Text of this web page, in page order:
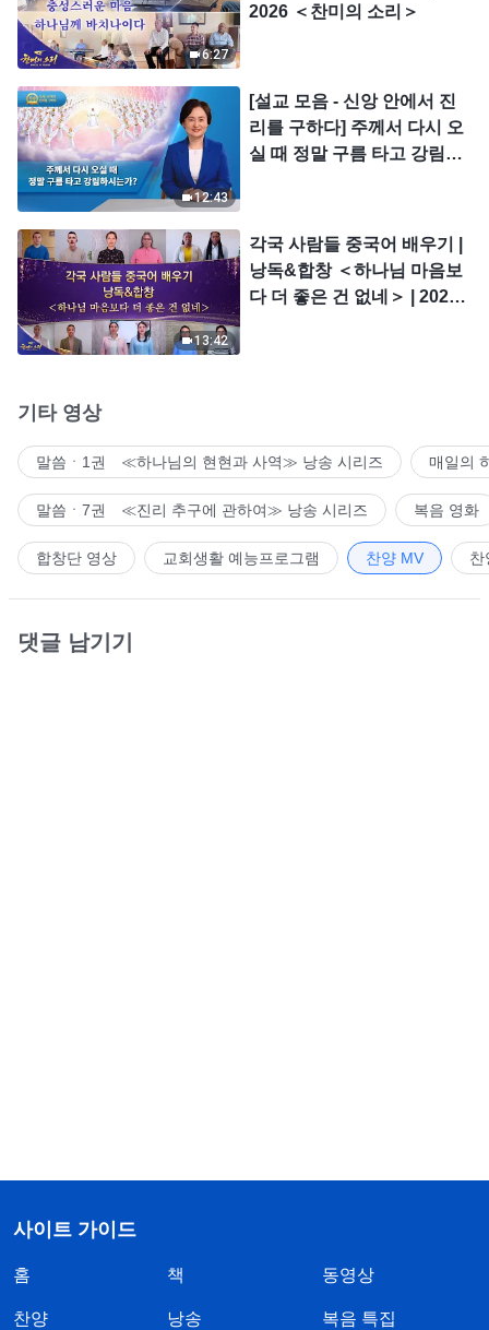
6:27
2026 ＜찬미의 소리＞
12:43
[설교 모음 - 신앙 안에서 진
리를 구하다] 주께서 다시 오
실 때 정말 구름 타고 강림하
13:42
각국 사람들 중국어 배우기 |
낭독&합창 ＜하나님 마음보
다 더 좋은 건 없네＞ | 2026
기타 영상
말씀ㆍ1권 ≪하나님의 현현과 사역≫ 낭송 시리즈 매일의
말씀ㆍ7권 ≪진리 추구에 관하여≫ 낭송 시리즈 복음 영화
합창단 영상 교회생활 예능프로그램 찬양 MV 찬
댓글 남기기
사이트 가이드
홈 책 동영상
찬양 낭송 복음 특집